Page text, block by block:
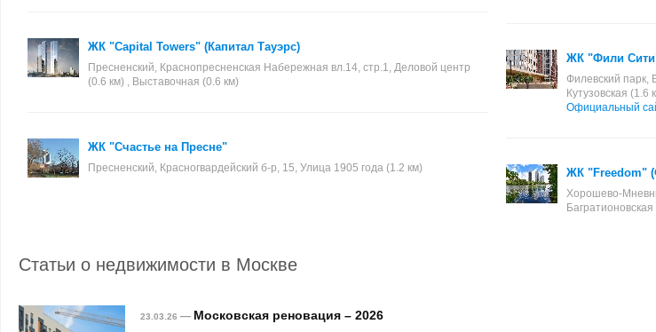
ЖК "Capital Towers" (Капитал Тауэрс)
Пресненский, Краснопресненская Набережная вл.14, стр.1, Деловой центр
(0.6 км) , Выставочная (0.6 км)
ЖК "Счастье на Пресне"
Пресненский, Красногвардейский б-р, 15, Улица 1905 года (1.2 км)
ЖК "Фили
Филевский парк,
Кутузовская
Официальный
ЖК "Freedom"
Хорошево-
Статьи о недвижимости в Москве
23.03.26 — Московская реновация – 2026